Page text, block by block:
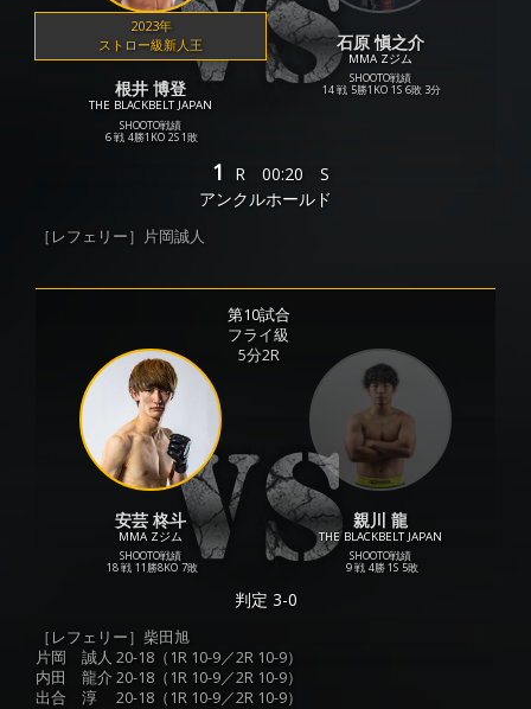
2023年
ストロー級新人王
根井 博登
THE BLACKBELT JAPAN
SHOOTO戦績
6 戦 4勝1KO 2S 1敗
石原 愼之介
MMA Zジム
SHOOTO戦績
14 戦 5勝1KO 1S 6敗 3分
1 R 00:20
S
アンクルホールド
［レフェリー］片岡誠人
第10試合
フライ級
5分2R
安芸 柊斗
MMA Zジム
SHOOTO戦績
18 戦 11勝8KO 7敗
親川 龍
THE BLACKBELT JAPAN
SHOOTO戦績
9 戦 4勝 1S 5敗
判定 3-0
［レフェリー］柴田旭
片岡 誠人 20-18（1R 10-9／2R 10-9）
内田 龍介 20-18（1R 10-9／2R 10-9）
出合 淳 20-18（1R 10-9／2R 10-9）